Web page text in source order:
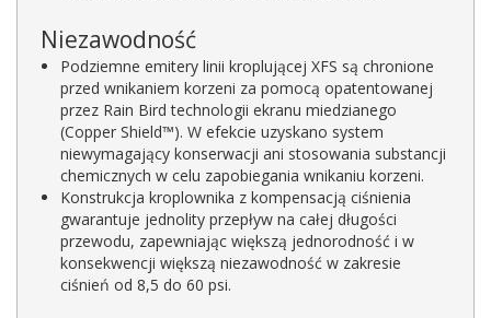
Niezawodność
Podziemne emitery linii kroplującej XFS są chronione
przed wnikaniem korzeni za pomocą opatentowanej
przez Rain Bird technologii ekranu miedzianego
(Copper Shield™). W efekcie uzyskano system
niewymagający konserwacji ani stosowania substancji
chemicznych w celu zapobiegania wnikaniu korzeni.
Konstrukcja kroplownika z kompensacją ciśnienia
gwarantuje jednolity przepływ na całej długości
przewodu, zapewniając większą jednorodność i w
konsekwencji większą niezawodność w zakresie
ciśnień od 8,5 do 60 psi.